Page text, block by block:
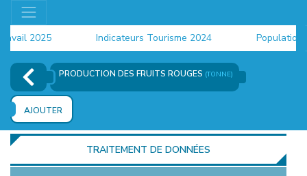
2025 Indicateurs Tourisme 2024 Population
PRODUCTION DES FRUITS ROUGES (TONNE)
AJOUTER
TRAITEMENT DE DONNÉES